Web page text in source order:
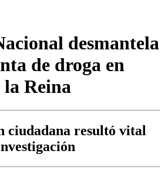
desmantela
de droga en
la Reina
ciudadana resultó vital